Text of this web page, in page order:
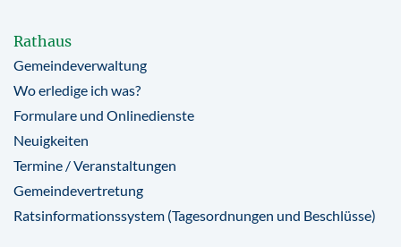
Rathaus
Gemeindeverwaltung
Wo erledige ich was?
Formulare und Onlinedienste
Neuigkeiten
Termine / Veranstaltungen
Gemeindevertretung
Ratsinformationssystem (Tagesordnungen und Beschlüsse)